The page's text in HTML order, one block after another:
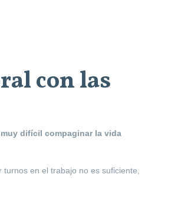
con las
muy difícil compaginar la vida
en el trabajo no es suficiente,